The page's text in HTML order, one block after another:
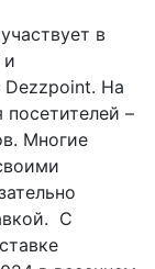
в
и
Dezzpoint. На
посетителей –
Многие
С